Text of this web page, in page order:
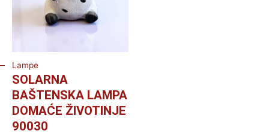
Lampe
SOLARNA
BAŠTENSKA LAMPA
DOMAĆE ŽIVOTINJE
90030